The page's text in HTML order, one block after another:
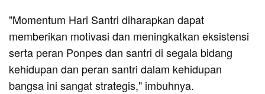
"Momentum Hari Santri diharapkan dapat
memberikan motivasi dan meningkatkan eksistensi
serta peran Ponpes dan santri di segala bidang
kehidupan dan peran santri dalam kehidupan
bangsa ini sangat strategis," imbuhnya.